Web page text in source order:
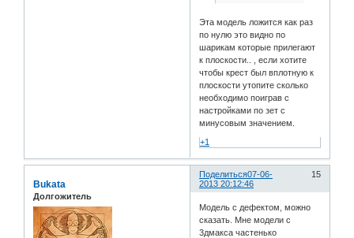
Эта модель ложится как раз
по нулю это видно по
шарикам которые прилегают
к плоскости.. , если хотите
чтобы крест был вплотную к
плоскости утопите сколько
необходимо поиграв с
настройками по зет с
минусовым значением.
+1
Поделиться 15
07-06-
2013 20:12:46
Bukata
Долгожитель
Модель с дефектом, можно
сказать. Мне модели с
3дмакса частенько